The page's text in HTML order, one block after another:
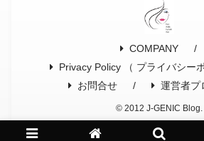
COMPANY
Privacy Policy （ プライバシー
お問合せ
運営者プ
© 2012 J-GENIC Blog.